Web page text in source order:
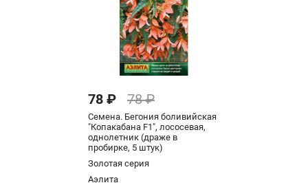
78 ₽ 78 ₽
Семена. Бегония боливийская
"Копакабана F1", лососевая,
однолетник (драже в
пробирке, 5 штук)
Золотая серия
Аэлита